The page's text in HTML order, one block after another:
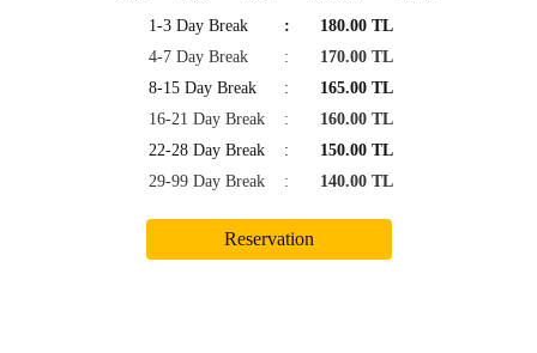
1-3 Day Break :
180.00 TL
4-7 Day Break
:
170.00 TL
8-15 Day Break
:
165.00 TL
16-21 Day Break
:
160.00 TL
22-28 Day Break
:
150.00 TL
29-99 Day Break
: 140.00 TL